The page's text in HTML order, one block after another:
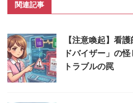
関連記事
【注意喚起】看
ドバイザー」の
トラブルの罠